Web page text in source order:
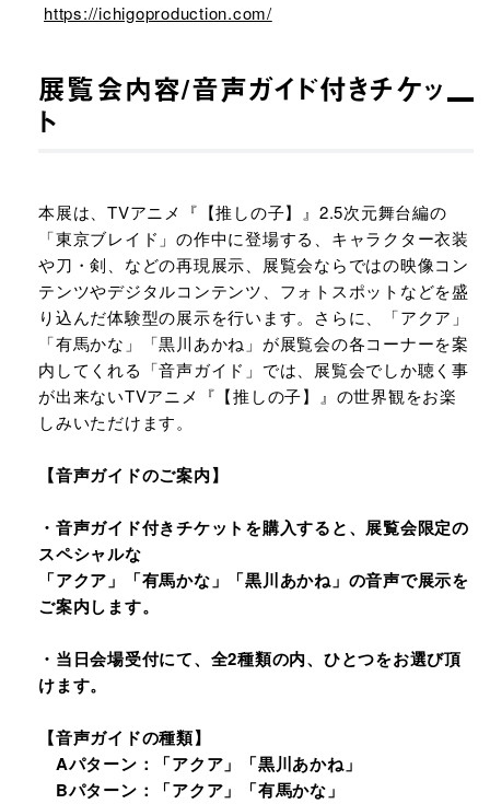
https://ichigoproduction.com/
展覧会内容/音声ガイド付きチケッ
ト
本展は、TVアニメ『【推しの子】』2.5次元舞台編の
「東京ブレイド」の作中に登場する、キャラクター衣装
や刀・剣、などの再現展示、展覧会ならではの映像コン
テンツやデジタルコンテンツ、フォトスポットなどを盛
り込んだ体験型の展示を行います。さらに、「アクア」
「有馬かな」「黒川あかね」が展覧会の各コーナーを案
内してくれる「音声ガイド」では、展覧会でしか聴く事
が出来ないTVアニメ『【推しの子】』の世界観をお楽
しみいただけます。
【音声ガイドのご案内】
・音声ガイド付きチケットを購入すると、展覧会限定の
スペシャルな
「アクア」「有馬かな」「黒川あかね」の音声で展示を
ご案内します。
・当日会場受付にて、全2種類の内、ひとつをお選び頂
けます。
【音声ガイドの種類】
Aパターン：「アクア」「黒川あかね」
Bパターン：「アクア」「有馬かな」